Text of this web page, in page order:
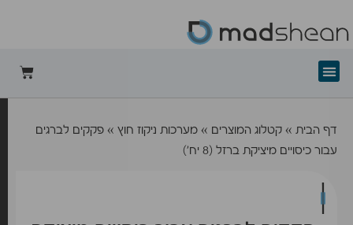
דף הבית » קטלוג המוצרים » מערכות ניקוז חוץ » פקקים לברגים
עבור כיסויים מיציקת ברזל (8 יח’)